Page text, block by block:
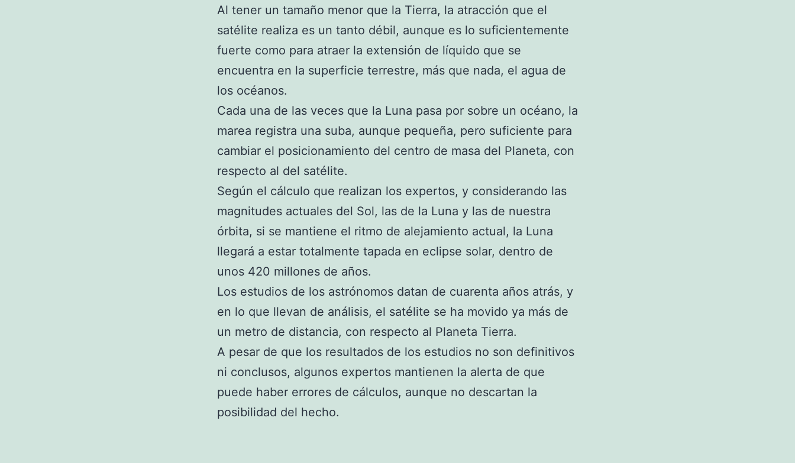
Al tener un tamaño menor que la Tierra, la atracción que el
satélite realiza es un tanto débil, aunque es lo suficientemente
fuerte como para atraer la extensión de líquido que se
encuentra en la superficie terrestre, más que nada, el agua de
los océanos.
Cada una de las veces que la Luna pasa por sobre un océano, la
marea registra una suba, aunque pequeña, pero suficiente para
cambiar el posicionamiento del centro de masa del Planeta, con
respecto al del satélite.
Según el cálculo que realizan los expertos, y considerando las
magnitudes actuales del Sol, las de la Luna y las de nuestra
órbita, si se mantiene el ritmo de alejamiento actual, la Luna
llegará a estar totalmente tapada en eclipse solar, dentro de
unos 420 millones de años.
Los estudios de los astrónomos datan de cuarenta años atrás, y
en lo que llevan de análisis, el satélite se ha movido ya más de
un metro de distancia, con respecto al Planeta Tierra.
A pesar de que los resultados de los estudios no son definitivos
ni conclusos, algunos expertos mantienen la alerta de que
puede haber errores de cálculos, aunque no descartan la
posibilidad del hecho.